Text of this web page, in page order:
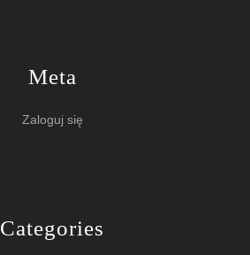
Meta
Zaloguj się
Categories